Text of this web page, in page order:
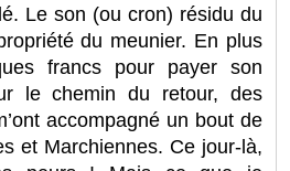
Le son (ou cron) résidu du
du meunier. En plus
francs pour payer son
le chemin du retour, des
accompagné un bout de
et Marchiennes. Ce jour-là,